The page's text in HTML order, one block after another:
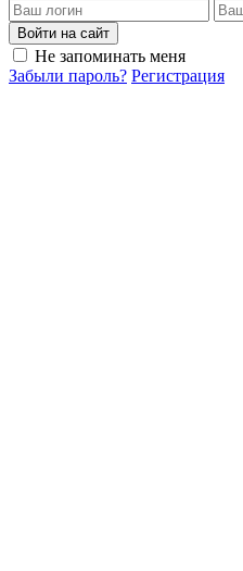
Войти на сайт
Не запоминать меня
Забыли пароль? Регистрация